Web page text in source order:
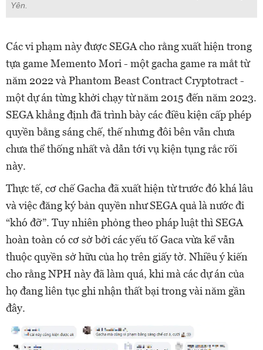
Yên.
Các vi phạm này được SEGA cho rằng xuất hiện trong
tựa game Memento Mori - một gacha game ra mắt từ
năm 2022 và Phantom Beast Contract Cryptotract -
một dự án từng khởi chạy từ năm 2015 đến năm 2023.
SEGA khẳng định đã trình bày các điều kiện cấp phép
quyền bằng sáng chế, thế nhưng đôi bên vẫn chưa
chưa thể thống nhất và dẫn tới vụ kiện tụng rắc rối
này.
Thực tế, cơ chế Gacha đã xuất hiện từ trước đó khá lâu
và việc đăng ký bản quyền như SEGA quả là nước đi
“khó đỡ”. Tuy nhiên phỏng theo pháp luật thì SEGA
hoàn toàn có cơ sở bởi các yếu tố Gaca vừa kể vẫn
thuộc quyền sở hữu của họ trên giấy tờ. Nhiều ý kiến
cho rằng NPH này đã làm quá, khi mà các dự án của
họ đang liên tục ghi nhận thất bại trong vài năm gần
đây.